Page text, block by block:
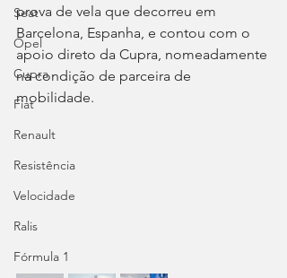
Seat
Opel
Cupra
Fiat
Renault
Resistência
Velocidade
Ralis
Fórmula 1
prova de vela que decorreu em
Barcelona, Espanha, e contou com o
apoio direto da Cupra, nomeadamente
na condição de parceira de
mobilidade.